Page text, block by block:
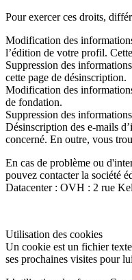
Pour exercer ces droits,
Modification des
l’édition de votre profil.
Suppression des
cette page de désinscription.
Modification des
de fondation.
Suppression des
Désinscription des e-mails
concerné. En outre, vous
En cas de problème ou
pouvez contacter la société
Datacenter : OVH : 2 rue
Utilisation des cookies
Un cookie est un fichier
ses prochaines visites pour